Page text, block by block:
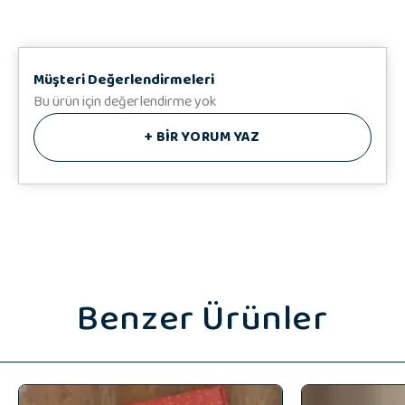
Müşteri Değerlendirmeleri
Bu ürün için değerlendirme yok
+ BİR YORUM YAZ
Benzer Ürünler